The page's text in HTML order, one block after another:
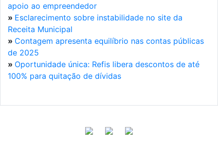
apoio ao empreendedor
» Esclarecimento sobre instabilidade no site da
Receita Municipal
» Contagem apresenta equilíbrio nas contas públicas
de 2025
» Oportunidade única: Refis libera descontos de até
100% para quitação de dívidas